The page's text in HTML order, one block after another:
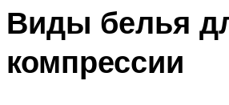
Виды белья
компрессии